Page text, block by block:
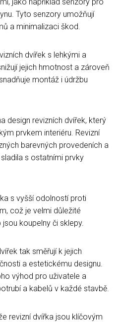
Tyto senzory umožňují
a minimalizaci škod.
dvířek s lehkými a
jejich hmotnost a zároveň
montáž i údržbu
design revizních dvířek, který
prvkem interiéru. Revizní
barevných provedeních a
s ostatními prvky
s vyšší odolností proti
což je velmi důležité
koupelny či sklepy.
tak směřují k jejich
a estetickému designu.
výhod pro uživatele a
a kabelů v každé stavbě.
revizní dvířka jsou klíčovým